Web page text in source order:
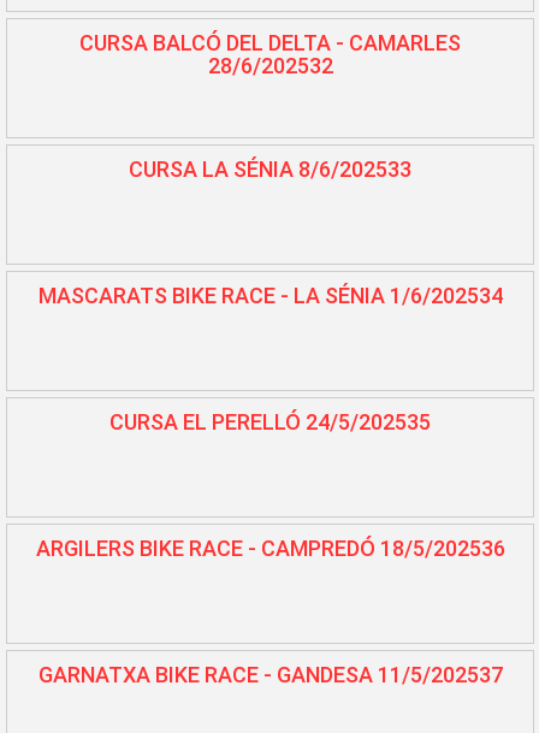
CURSA BALCÓ DEL DELTA - CAMARLES
28/6/202532
CURSA LA SÉNIA 8/6/202533
MASCARATS BIKE RACE - LA SÉNIA 1/6/202534
CURSA EL PERELLÓ 24/5/202535
ARGILERS BIKE RACE - CAMPREDÓ 18/5/202536
GARNATXA BIKE RACE - GANDESA 11/5/202537